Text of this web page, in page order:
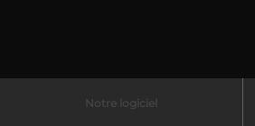
Notre logiciel